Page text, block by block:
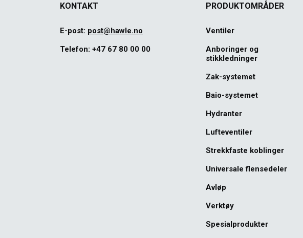
KONTAKT
E-post: post@hawle.no
Telefon: +47 67 80 00 00
PRODUKTOMRÅDER
Ventiler
Anboringer og
stikkledninger
Zak-systemet
Baio-systemet
Hydranter
Lufteventiler
Strekkfaste koblinger
Universale flensedeler
Avløp
Verktøy
Spesialprodukter